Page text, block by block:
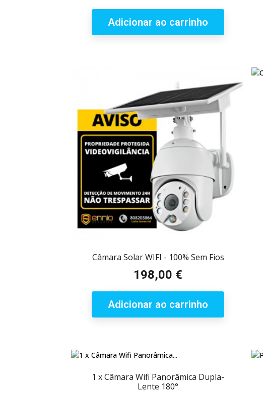
Adicionar ao carrinho
Câmara Solar WIFI - 100% Sem Fios
Preço
198,00 €
Adicionar ao carrinho
1 x Câmara Wifi Panorâmica Dupla-
Lente 180°